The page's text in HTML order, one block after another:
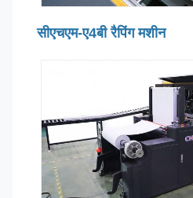
सीएचएम-ए4बी रैपिंग मशीन